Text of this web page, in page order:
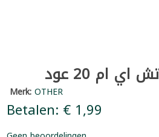
ام 20 عود
Merk:OTHER
Betalen: € 1,99